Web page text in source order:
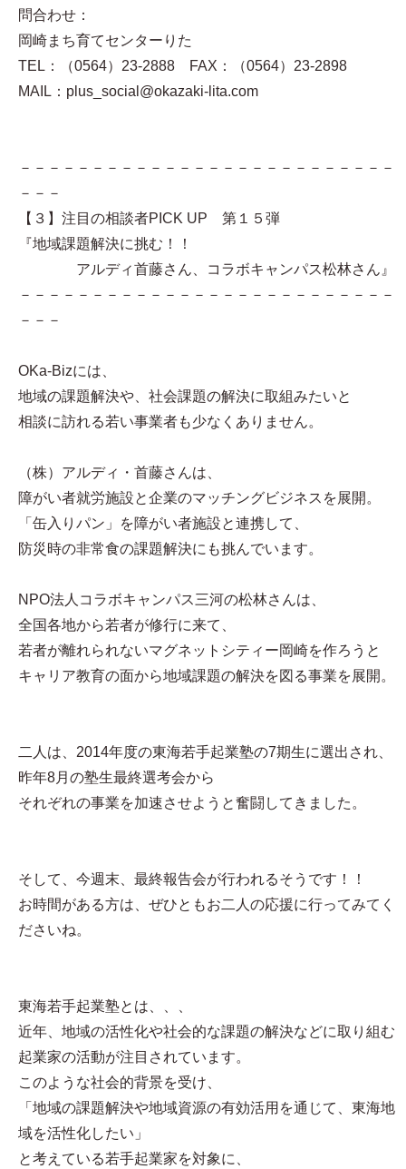
問合わせ：
岡崎まち育てセンターりた
TEL：（0564）23-2888 FAX：（0564）23-2898
MAIL：plus_social@okazaki-lita.com
－－－－－－－－－－－－－－－－－－－－－－－－－－
－－－
【３】注目の相談者PICK UP 第１５弾
『地域課題解決に挑む！！
アルディ首藤さん、コラボキャンパス松林さん』
－－－－－－－－－－－－－－－－－－－－－－－－－－
－－－
OKa-Bizには、
地域の課題解決や、社会課題の解決に取組みたいと
相談に訪れる若い事業者も少なくありません。
（株）アルディ・首藤さんは、
障がい者就労施設と企業のマッチングビジネスを展開。
「缶入りパン」を障がい者施設と連携して、
防災時の非常食の課題解決にも挑んでいます。
NPO法人コラボキャンパス三河の松林さんは、
全国各地から若者が修行に来て、
若者が離れられないマグネットシティー岡崎を作ろうと
キャリア教育の面から地域課題の解決を図る事業を展開。
二人は、2014年度の東海若手起業塾の7期生に選出され、
昨年8月の塾生最終選考会から
それぞれの事業を加速させようと奮闘してきました。
そして、今週末、最終報告会が行われるそうです！！
お時間がある方は、ぜひともお二人の応援に行ってみてく
ださいね。
東海若手起業塾とは、、、
近年、地域の活性化や社会的な課題の解決などに取り組む
起業家の活動が注目されています。
このような社会的背景を受け、
「地域の課題解決や地域資源の有効活用を通じて、東海地
域を活性化したい」
と考えている若手起業家を対象に、